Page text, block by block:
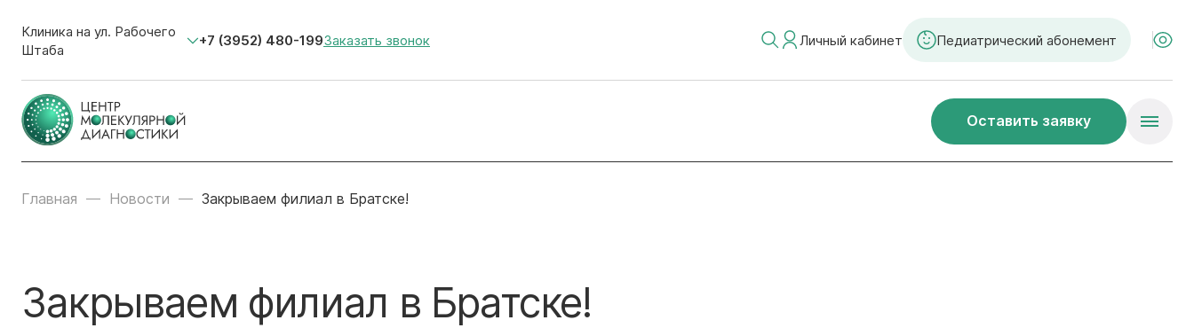
Клиника на ул. Рабочего
Штаба
+7 (3952) 480-199Заказать звонок Личный кабинет Педиатрический абонемент
Оставить заявку
Главная Новости Закрываем филиал в Братске!
Закрываем филиал в Братске!